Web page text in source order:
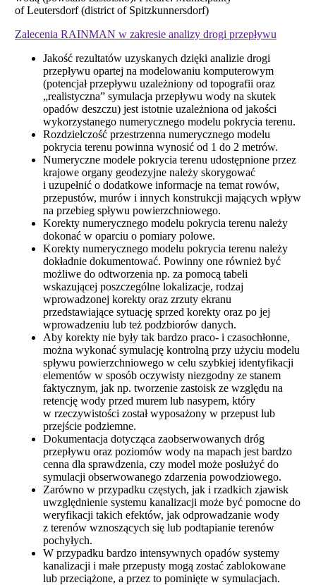
of Leutersdorf (district of Spitzkunnersdorf)
Zalecenia RAINMAN w zakresie analizy drogi przepływu
Jakość rezultatów uzyskanych dzięki analizie drogi
przepływu opartej na modelowaniu komputerowym
(potencjał przepływu uzależniony od topografii oraz
„realistyczna” symulacja przepływu wody na skutek
opadów deszczu) jest istotnie uzależniona od jakości
wykorzystanego numerycznego modelu pokrycia terenu.
Rozdzielczość przestrzenna numerycznego modelu
pokrycia terenu powinna wynosić od 1 do 2 metrów.
Numeryczne modele pokrycia terenu udostępnione przez
krajowe organy geodezyjne należy skorygować
i uzupełnić o dodatkowe informacje na temat rowów,
przepustów, murów i innych konstrukcji mających wpływ
na przebieg spływu powierzchniowego.
Korekty numerycznego modelu pokrycia terenu należy
dokonać w oparciu o pomiary polowe.
Korekty numerycznego modelu pokrycia terenu należy
dokładnie dokumentować. Powinny one również być
możliwe do odtworzenia np. za pomocą tabeli
wskazującej poszczególne lokalizacje, rodzaj
wprowadzonej korekty oraz zrzuty ekranu
przedstawiające sytuację sprzed korekty oraz po jej
wprowadzeniu lub też podzbiorów danych.
Aby korekty nie były tak bardzo praco- i czasochłonne,
można wykonać symulację kontrolną przy użyciu modelu
spływu powierzchniowego w celu szybkiej identyfikacji
elementów w sposób oczywisty niezgodny ze stanem
faktycznym, jak np. tworzenie zastoisk ze względu na
retencję wody przed murem lub nasypem, który
w rzeczywistości został wyposażony w przepust lub
przejście podziemne.
Dokumentacja dotycząca zaobserwowanych dróg
przepływu oraz poziomów wody na mapach jest bardzo
cenna dla sprawdzenia, czy model może posłużyć do
symulacji obserwowanego zdarzenia powodziowego. ​
Zarówno w przypadku częstych, jak i rzadkich zjawisk
uwzględnienie systemu kanalizacji może być pomocne do
weryfikacji takich efektów, jak odprowadzanie wody
z terenów wznoszących się lub podtapianie terenów
pochyłych.
W przypadku bardzo intensywnych opadów systemy
kanalizacji i małe przepusty mogą zostać zablokowane
lub przeciążone, a przez to pominięte w symulacjach.